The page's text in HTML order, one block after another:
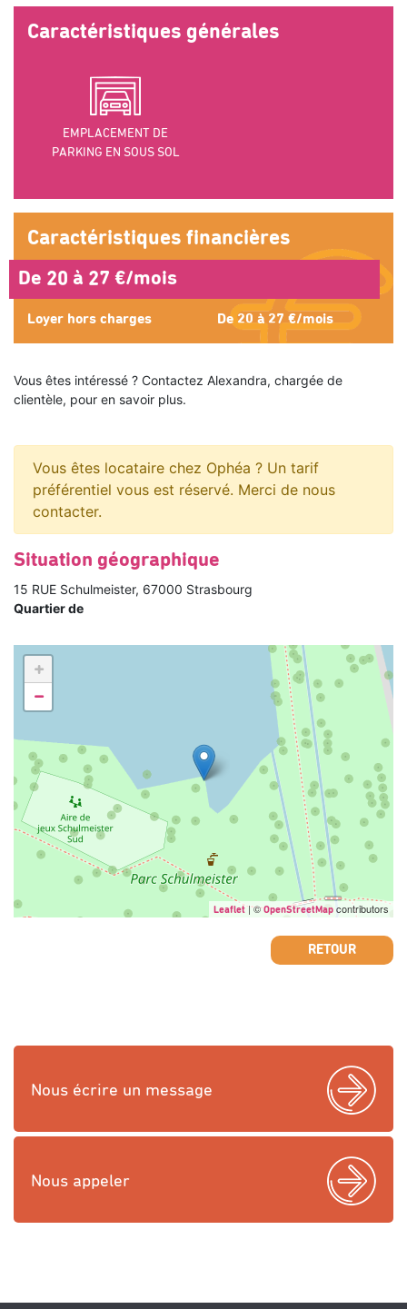
Caractéristiques générales
EMPLACEMENT DE
PARKING EN SOUS SOL
Caractéristiques financières
De 20 à 27 €/mois
Loyer hors charges De 20 à 27 €/mois
Vous êtes intéressé ? Contactez Alexandra, chargée de
clientèle, pour en savoir plus.
Vous êtes locataire chez Ophéa ? Un tarif
préférentiel vous est réservé. Merci de nous
contacter.
Situation géographique
15 RUE Schulmeister, 67000 Strasbourg
Quartier de
+
−
Leaflet| ©OpenStreetMap contributors
RETOUR
Nous écrire un message
Nous appeler